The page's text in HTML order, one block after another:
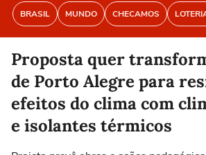
BRASIL MUNDO CHECAMOS
Proposta quer
de Porto Alegre para
efeitos do clima com
e isolantes térmicos